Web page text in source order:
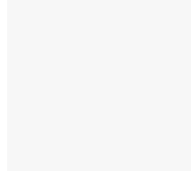
Deine E-Mail-Adresse wird